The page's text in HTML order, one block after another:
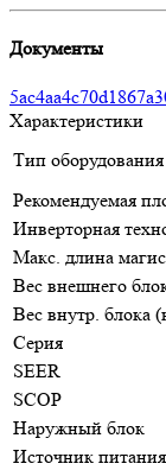
Документы
Характеристики
Тип оборудования
Рекомендуемая
Инверторная
Макс. длина
Вес внешнего
Вес внутр. блока
Серия
SEER
SCOP
Наружный блок
Источник